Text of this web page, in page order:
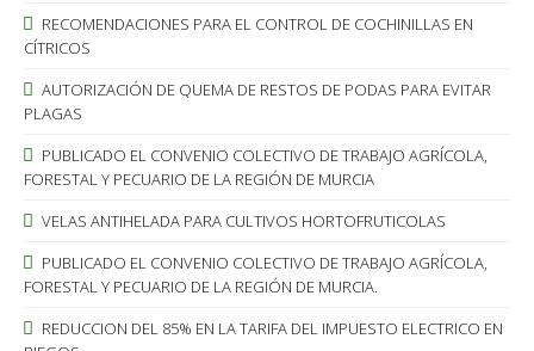
RECOMENDACIONES PARA EL CONTROL DE COCHINILLAS EN
CÍTRICOS
AUTORIZACIÓN DE QUEMA DE RESTOS DE PODAS PARA EVITAR
PLAGAS
PUBLICADO EL CONVENIO COLECTIVO DE TRABAJO AGRÍCOLA,
FORESTAL Y PECUARIO DE LA REGIÓN DE MURCIA
VELAS ANTIHELADA PARA CULTIVOS HORTOFRUTICOLAS
PUBLICADO EL CONVENIO COLECTIVO DE TRABAJO AGRÍCOLA,
FORESTAL Y PECUARIO DE LA REGIÓN DE MURCIA.
REDUCCION DEL 85% EN LA TARIFA DEL IMPUESTO ELECTRICO EN